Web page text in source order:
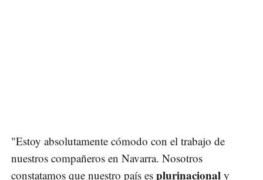
"Estoy absolutamente cómodo con el trabajo de
nuestros compañeros en Navarra. Nosotros
constatamos que nuestro país es plurinacional y